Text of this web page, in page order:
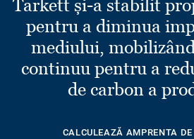
Tarkett și-a stabilit
pentru a diminua
mediului,
continuu pentru a
de carbon a
CALCULEAZĂ AMPRENTA